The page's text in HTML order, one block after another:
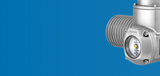
Amérique du Nord